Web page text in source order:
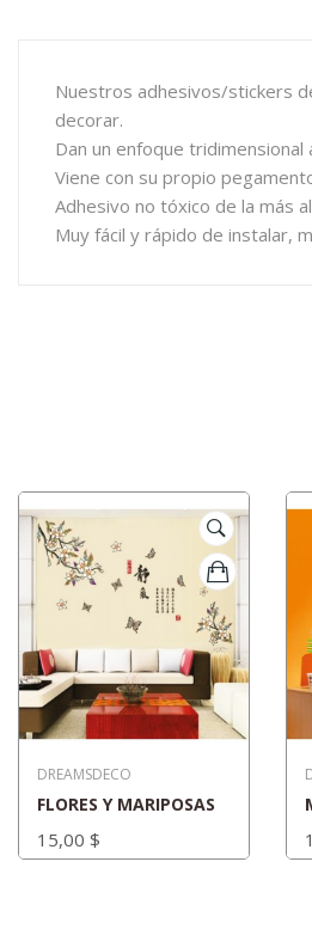
Nuestros adhesivos/stickers
decorar.
Dan un enfoque
Viene con su propio
Adhesivo no tóxico de la más
Muy fácil y rápido de instalar,
DREAMSDECO
FLORES Y MARIPOSAS
15,00 $